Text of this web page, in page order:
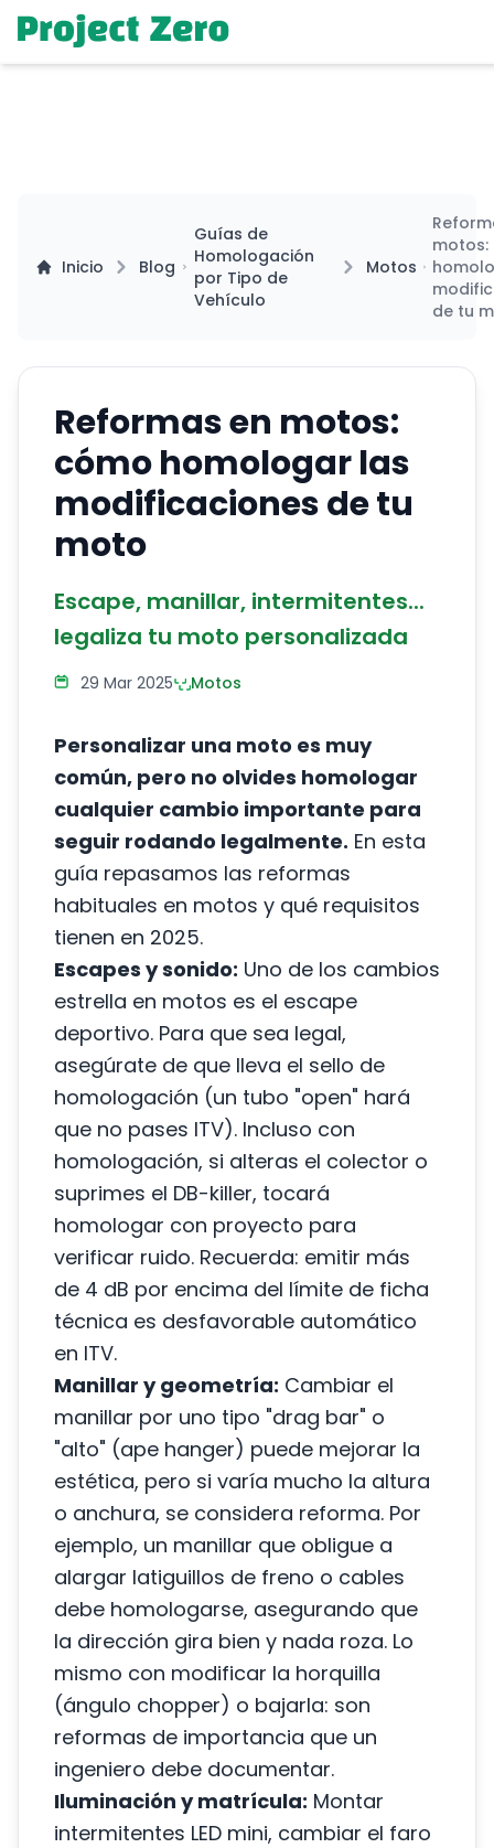
Inicio Blog
Guías de
Homologación
por Tipo de
Vehículo
Motos
de tu
Reformas en motos:
cómo homologar las
modificaciones de tu
moto
Escape, manillar, intermitentes...
legaliza tu moto personalizada
29 Mar 2025 Motos
Personalizar una moto es muy
común, pero no olvides homologar
cualquier cambio importante para
seguir rodando legalmente. En esta
guía repasamos las reformas
habituales en motos y qué requisitos
tienen en 2025.
Escapes y sonido: Uno de los cambios
estrella en motos es el escape
deportivo. Para que sea legal,
asegúrate de que lleva el sello de
homologación (un tubo "open" hará
que no pases ITV). Incluso con
homologación, si alteras el colector o
suprimes el DB-killer, tocará
homologar con proyecto para
verificar ruido. Recuerda: emitir más
de 4 dB por encima del límite de ficha
técnica es desfavorable automático
en ITV.
Manillar y geometría: Cambiar el
manillar por uno tipo "drag bar" o
"alto" (ape hanger) puede mejorar la
estética, pero si varía mucho la altura
o anchura, se considera reforma. Por
ejemplo, un manillar que obligue a
alargar latiguillos de freno o cables
debe homologarse, asegurando que
la dirección gira bien y nada roza. Lo
mismo con modificar la horquilla
(ángulo chopper) o bajarla: son
reformas de importancia que un
ingeniero debe documentar.
Iluminación y matrícula: Montar
intermitentes LED mini, cambiar el faro